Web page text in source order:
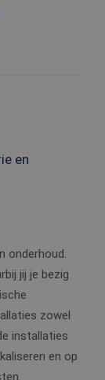
en
onderhoud.
jij je bezig
zowel
installaties
en op